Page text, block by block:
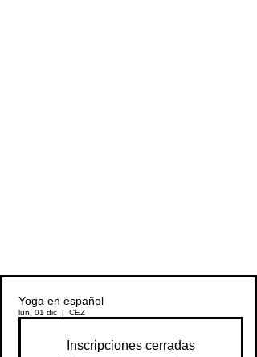
Yoga en español
lun, 01 dic
  |
CEZ
Inscripciones cerradas